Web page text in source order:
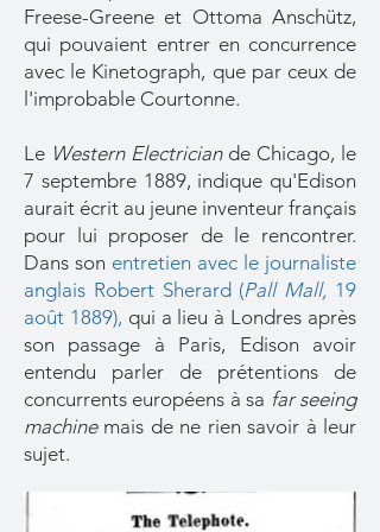
Freese-Greene et Ottoma Anschütz,
qui pouvaient entrer en concurrence
avec le Kinetograph, que par ceux de
l'improbable Courtonne.
Le Western Electriciande Chicago, le
7 septembre 1889, indique qu'Edison
aurait écrit au jeune inventeur français
pour lui proposer de le rencontrer.
Dans son entretien avec le journaliste
anglais Robert Sherard (Pall Mall, 19
août 1889), qui a lieu à Londres après
son passage à Paris, Edison avoir
entendu parler de prétentions de
concurrents européens à sa far seeing
machine mais de ne rien savoir à leur
sujet.